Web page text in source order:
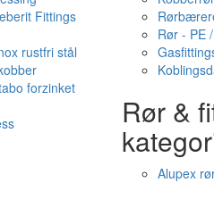
Fittings
rustfri stål
forzinket
Rør - PE
Rør &
Alupex